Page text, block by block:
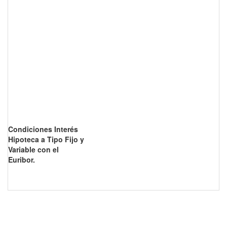
Condiciones Interés
Hipoteca a Tipo Fijo y
Variable con el
Euribor.